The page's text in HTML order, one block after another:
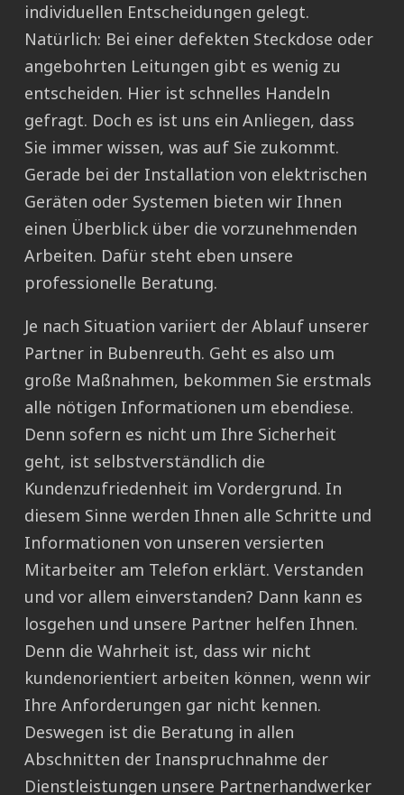
individuellen Entscheidungen gelegt.
Natürlich: Bei einer defekten Steckdose oder
angebohrten Leitungen gibt es wenig zu
entscheiden. Hier ist schnelles Handeln
gefragt. Doch es ist uns ein Anliegen, dass
Sie immer wissen, was auf Sie zukommt.
Gerade bei der Installation von elektrischen
Geräten oder Systemen bieten wir Ihnen
einen Überblick über die vorzunehmenden
Arbeiten. Dafür steht eben unsere
professionelle Beratung.
Je nach Situation variiert der Ablauf unserer
Partner in Bubenreuth. Geht es also um
große Maßnahmen, bekommen Sie erstmals
alle nötigen Informationen um ebendiese.
Denn sofern es nicht um Ihre Sicherheit
geht, ist selbstverständlich die
Kundenzufriedenheit im Vordergrund. In
diesem Sinne werden Ihnen alle Schritte und
Informationen von unseren versierten
Mitarbeiter am Telefon erklärt. Verstanden
und vor allem einverstanden? Dann kann es
losgehen und unsere Partner helfen Ihnen.
Denn die Wahrheit ist, dass wir nicht
kundenorientiert arbeiten können, wenn wir
Ihre Anforderungen gar nicht kennen.
Deswegen ist die Beratung in allen
Abschnitten der Inanspruchnahme der
Dienstleistungen unsere Partnerhandwerker